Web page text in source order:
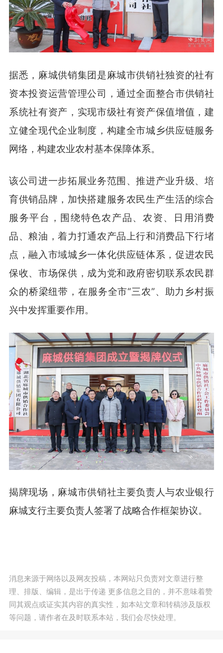
据悉，麻城供销集团是麻城市供销社独资的社有
资本投资运营管理公司，通过全面整合市供销社
系统社有资产，实现市级社有资产保值增值，建
立健全现代企业制度，构建全市城乡供应链服务
网络，构建农业农村基本保障体系。
该公司进一步拓展业务范围、推进产业升级、培
育供销品牌，加快搭建服务农民生产生活的综合
服务平台，围绕特色农产品、农资、日用消费
品、粮油，着力打通农产品上行和消费品下行堵
点，融入市域城乡一体化供应链体系，促进农民
保收、市场保供，成为党和政府密切联系农民群
众的桥梁纽带，在服务全市“三农”、助力乡村振
兴中发挥重要作用。
揭牌现场，麻城市供销社主要负责人与农业银行
麻城支行主要负责人签署了战略合作框架协议。
消息来源于网络以及网友投稿，本网站只负责对文章进行整
理、排版、编辑，是出于传递 更多信息之目的，并不意味着赞
同其观点或证实其内容的真实性，如本站文章和转稿涉及版权
等问题，请作者在及时联系本站，我们会尽快处理。